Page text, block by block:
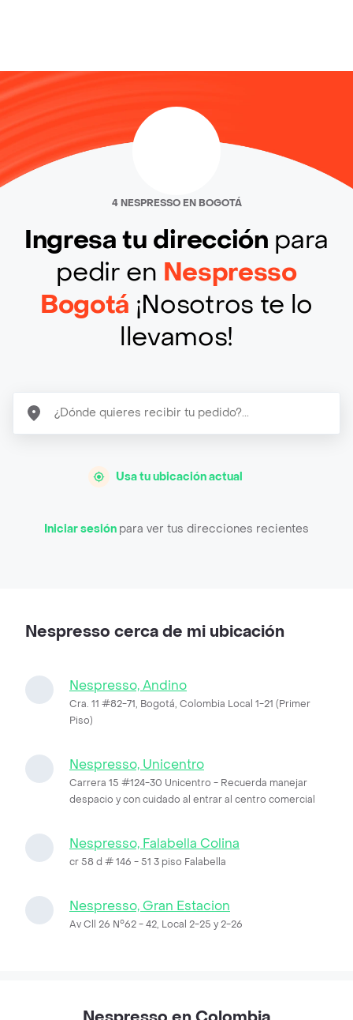
4 NESPRESSO EN BOGOTÁ
Ingresa tu dirección para
pedir en Nespresso
Bogotá ¡Nosotros te lo
llevamos!
Usa tu ubicación actual
Iniciar sesión para ver tus direcciones recientes
Nespresso cerca de mi ubicación
Nespresso, Andino
Cra. 11 #82-71, Bogotá, Colombia Local 1-21 (Primer
Piso)
Nespresso, Unicentro
Carrera 15 #124-30 Unicentro - Recuerda manejar
despacio y con cuidado al entrar al centro comercial
Nespresso, Falabella Colina
cr 58 d # 146 - 51 3 piso Falabella
Nespresso, Gran Estacion
Av Cll 26 N°62 - 42, Local 2-25 y 2-26